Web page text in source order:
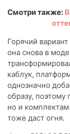
Смотри также:
Горячий
она снова в
каблук,
однозначно
образу, поэтому
но и
тоже даст огня.